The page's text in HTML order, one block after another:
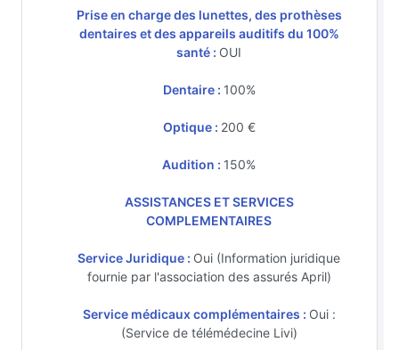
Prise en charge des lunettes, des prothèses
dentaires et des appareils auditifs du 100%
santé : OUI
Dentaire : 100%
Optique : 200 €
Audition : 150%
ASSISTANCES ET SERVICES
COMPLEMENTAIRES
Service Juridique : Oui (Information juridique
fournie par l'association des assurés April)
Service médicaux complémentaires : Oui :
(Service de télémédecine Livi)